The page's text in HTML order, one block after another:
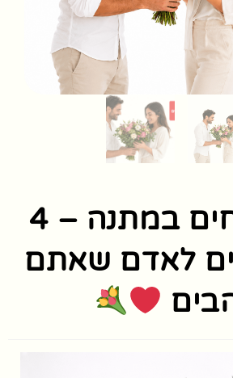
מנוי פרחים במתנה – 4
לאדם שאתם